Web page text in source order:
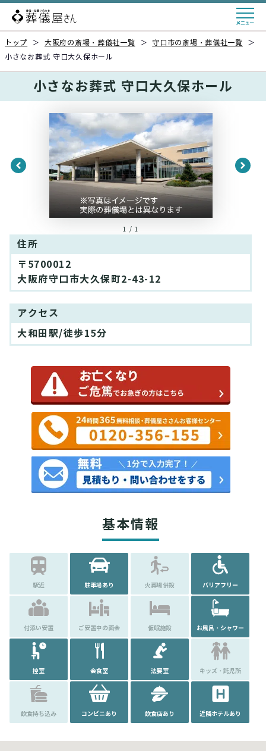
トップ ＞ 大阪府の斎場・葬儀社一覧 ＞ 守口市の斎場・葬儀社一覧
＞
小さなお葬式 守口大久保ホール
小さなお葬式 守口大久保ホール
1 / 1
住所
〒5700012
大阪府守口市大久保町2-43-12
アクセス
大和田駅/徒歩15分
基本情報
駅近 駐車場あり 火葬場併設 バリアフリー
付添い安置 ご安置中の面会 仮眠施設 お風呂・シャワー
控室 会食室 法要室 キッズ・託児所
飲食持ち込み コンビニあり 飲食店あり 近隣ホテルあり